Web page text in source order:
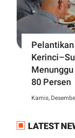
80 Persen
Kamis,
LATEST